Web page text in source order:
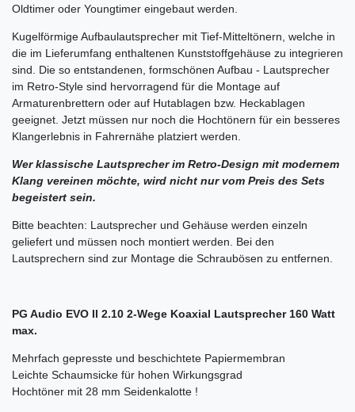
Oldtimer oder Youngtimer eingebaut werden.
Kugelförmige Aufbaulautsprecher mit Tief-Mitteltönern, welche in
die im Lieferumfang enthaltenen Kunststoffgehäuse zu integrieren
sind. Die so entstandenen, formschönen Aufbau - Lautsprecher
im Retro-Style sind hervorragend für die Montage auf
Armaturenbrettern oder auf Hutablagen bzw. Heckablagen
geeignet. Jetzt müssen nur noch die Hochtönern für ein besseres
Klangerlebnis in Fahrernähe platziert werden.
Wer klassische Lautsprecher im Retro-Design mit modernem
Klang vereinen möchte, wird nicht nur vom Preis des Sets
begeistert sein.
Bitte beachten: Lautsprecher und Gehäuse werden einzeln
geliefert und müssen noch montiert werden. Bei den
Lautsprechern sind zur Montage die Schraubösen zu entfernen.
PG Audio EVO II 2.10 2-Wege Koaxial Lautsprecher 160 Watt
max.
Mehrfach gepresste und beschichtete Papiermembran
Leichte Schaumsicke für hohen Wirkungsgrad
Hochtöner mit 28 mm Seidenkalotte !